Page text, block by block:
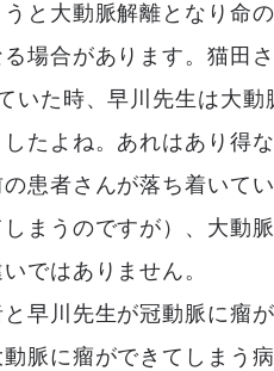
と大動脈解離となり命の
場合があります。猫田さ
いた時、早川先生は大動
たよね。あれはあり得な
患者さんが落ち着いてい
まうのですが）、大動脈
ではありません。
早川先生が冠動脈に瘤が
脈に瘤ができてしまう病